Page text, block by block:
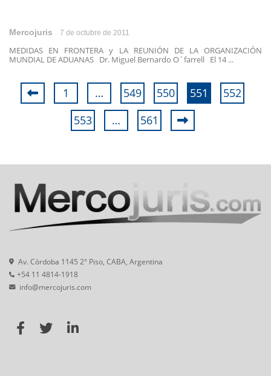
Mercojuris 7 de octubre de 2011
MEDIDAS EN FRONTERA y LA REUNIÓN DE LA ORGANIZACIÓN
MUNDIAL DE ADUANAS Dr. Miguel Bernardo O´farrell El 14 ...
1 … 549 550 551
552
553
… 561
Av. Córdoba 1145 2° Piso, CABA, Argentina
+54 11 4814-1918
info@mercojuris.com